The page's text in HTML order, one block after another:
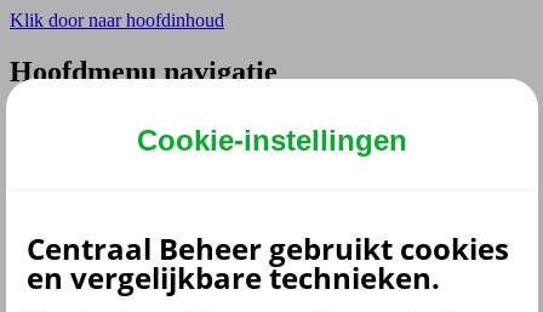
Klik door naar hoofdinhoud
Hoofdmenu navigatie
Instellingen
Cookie-instellingen
Centraal Beheer gebruikt cookies
en vergelijkbare technieken.